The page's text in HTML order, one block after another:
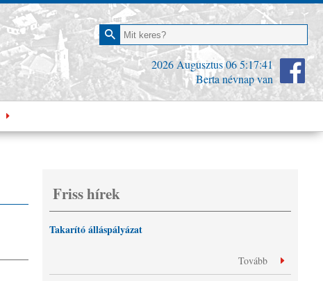
2026 Augusztus 065:17:42
Berta névnap van
Friss hírek
Takarító álláspályázat
Tovább